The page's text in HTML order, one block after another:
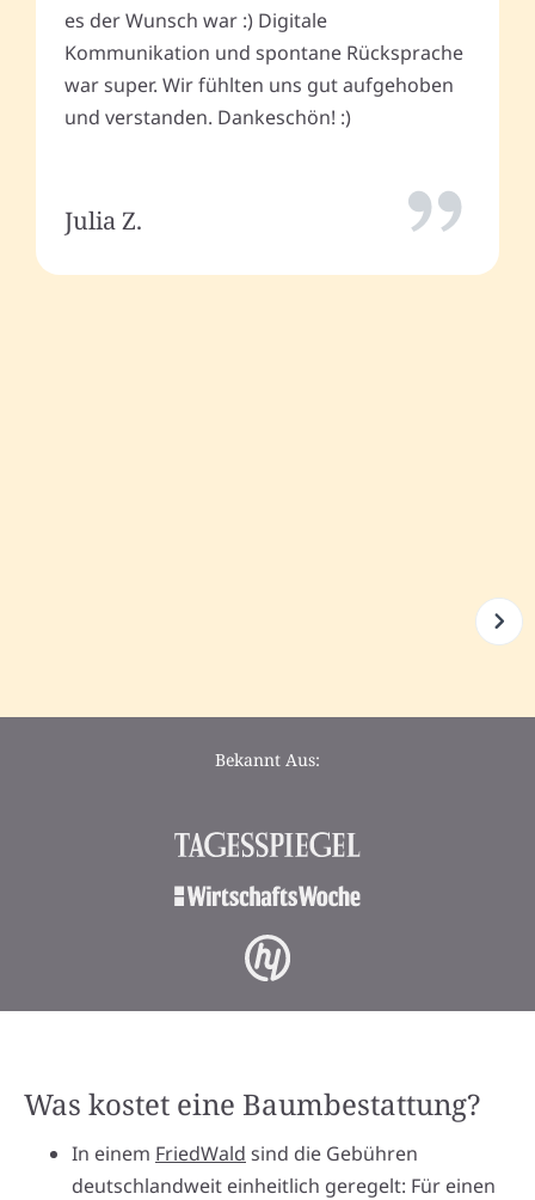
es der Wunsch war :) Digitale
Kommunikation und spontane Rücksprache
war super. Wir fühlten uns gut aufgehoben
und verstanden. Dankeschön! :)
Julia Z.
Bekannt Aus:
Was kostet eine Baumbestattung?
In einem FriedWald sind die Gebühren
deutschlandweit einheitlich geregelt: Für einen